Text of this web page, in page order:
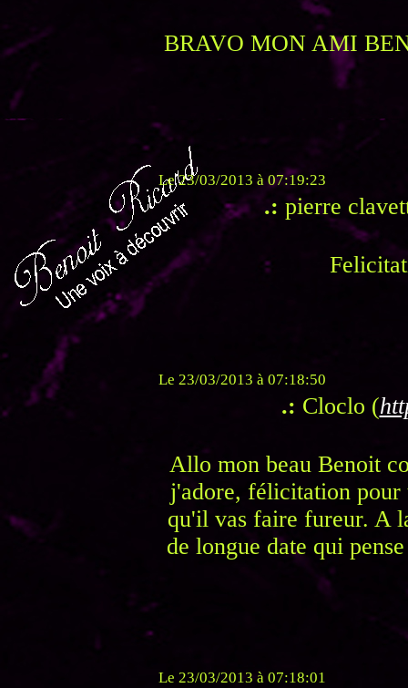
BRAVO MON AMI
Le 23/03/2013 à 07:19:23
.: pierre
Le 23/03/2013 à 07:18:50
.: Cloclo (
Allo mon beau Benoit
j'adore, félicitation pour
qu'il vas faire fureur. A
de longue date qui
Le 23/03/2013 à 07:18:01